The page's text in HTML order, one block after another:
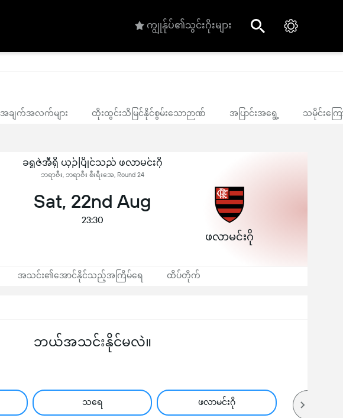
ကျွုန်ုပ်၏သွင်းဂိုးများ
အချက်အလက်များ ထိုးထွင်းသိမြင်နိုင်စွမ်းသောဉာဏ် အပြာင်းအရွေ့ သမိုင်းကြေ
ခရူဇဲအီရို ယှဉ်ပြိုင်သည် ဖလာမင်းဂို
ဘရာဇီး, ဘရာဇီး စီးရီးအေ, Round 24
Sat, 22nd Aug
23:30
ဖလာမင်းဂို
အသင်း၏အောင်နိုင်သည့်အကြိမ်ရေ ထိပ်တိုက်
ဘယ်အသင်းနိုင်မလဲ။
သရေ ဖလာမင်းဂို